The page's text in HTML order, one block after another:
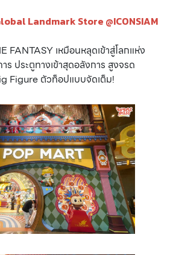
Landmark Store @ICONSIAM
FANTASY เหมือนหลุดเข้าสู่โลกแห่ง
ร ประตูทางเข้าสุดอลังการ สูงจรด
Figure ตัวท็อปแบบจัดเต็ม!